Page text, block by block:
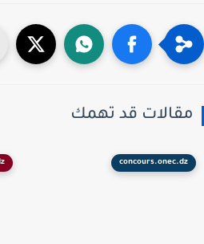
قد تهمك
concours.onec.dz